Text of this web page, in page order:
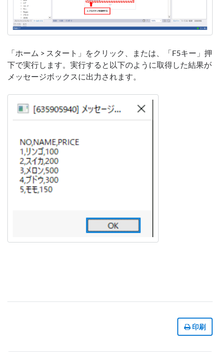
「ホーム > スタート」をクリック、または、「F5キー」押
下で実行します。実行すると以下のように取得した結果が
メッセージボックスに出力されます。
印刷